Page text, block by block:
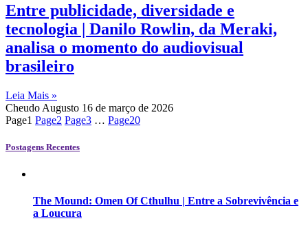
Entre publicidade, diversidade e
tecnologia | Danilo Rowlin, da Meraki,
analisa o momento do audiovisual
brasileiro
Leia Mais »
Cheudo Augusto 16 de março de 2026
Page1 Page2 Page3 … Page20
Postagens Recentes
The Mound: Omen Of Cthulhu | Entre a Sobrevivência e
a Loucura